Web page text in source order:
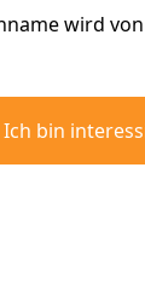
wird
Ich bin